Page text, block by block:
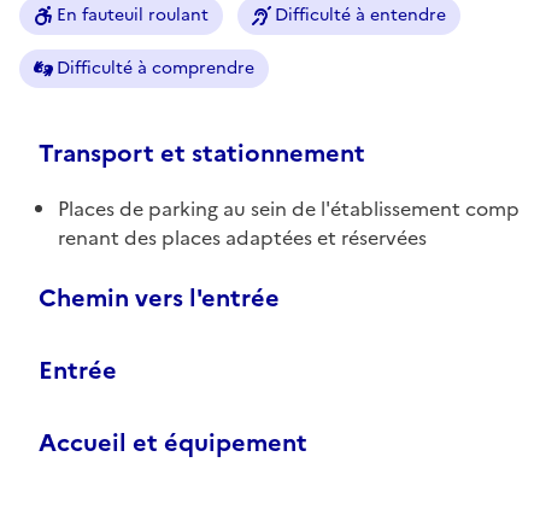
En fauteuil roulant Difficulté à entendre
Difficulté à comprendre
Transport et stationnement
Places de parking au sein de l'établissement comp
renant des places adaptées et réservées
Chemin vers l'entrée
Entrée
Accueil et équipement